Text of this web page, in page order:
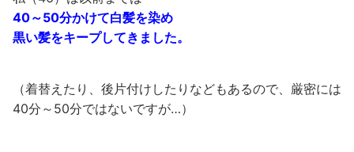
40～50分かけて白髪を染め
黒い髪をキープしてきました。
（着替えたり、後片付けしたりなどもあるので、厳密には
40分～50分ではないですが…）